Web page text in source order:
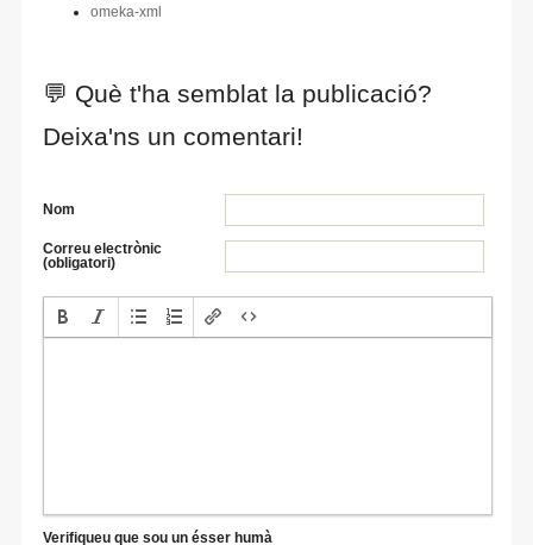
omeka-xml
💬 Què t'ha semblat la publicació?
Deixa'ns un comentari!
Nom
Correu electrònic
(obligatori)
Verifiqueu que sou un ésser humà